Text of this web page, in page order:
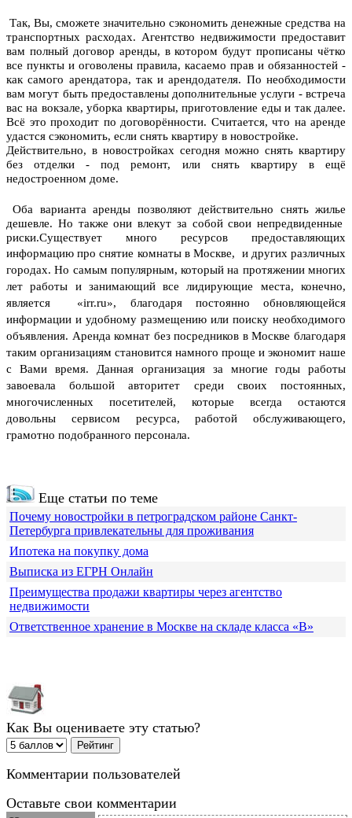
Так, Вы, сможете значительно сэкономить денежные средства на
транспортных расходах. Агентство недвижимости предоставит
вам полный договор аренды, в котором будут прописаны чётко
все пункты и оговолены правила, касаемо прав и обязанностей -
как самого арендатора, так и арендодателя. По необходимости
вам могут быть предоставлены дополнительные услуги - встреча
вас на вокзале, уборка квартиры, приготовление еды и так далее.
Всё это проходит по договорённости. Считается, что на аренде
удастся сэкономить, если снять квартиру в новостройке.
Действительно, в новостройках сегодня можно снять квартиру
без отделки - под ремонт, или снять квартиру в ещё
недостроенном доме.
Оба варианта аренды позволяют действительно снять жилье
дешевле. Но также они влекут за собой свои непредвиденные
риски.Существует много ресурсов предоставляющих
информацию проснятие комнаты в Москве,
и других различных
городах.Но самым популярным, который на протяжении многих
лет работы и занимающий все лидирующие места, конечно,
является «irr.ru», благодаря постоянно обновляющейся
информации и удобному размещению или поиску необходимого
объявления. Аренда комнат без посредников в Москве благодаря
таким организациям становится намного проще и экономит наше
с Вами время.
Данная организация за многие годы работы
завоевала большой авторитет среди своих постоянных,
многочисленных посетителей, которые всегда остаются
довольны сервисом ресурса, работой обслуживающего,
грамотно подобранного персонала.
Еще статьи по теме
Почему новостройки в петроградском районе Санкт-
Петербурга привлекательны для проживания
Ипотека на покупку дома
Выписка из ЕГРН Онлайн
Преимущества продажи квартиры через агентство
недвижимости
Ответственное хранение в Москве на складе класса «В»
Как Вы оцениваете эту статью?
Комментарии пользователей
Оставьте свои комментарии